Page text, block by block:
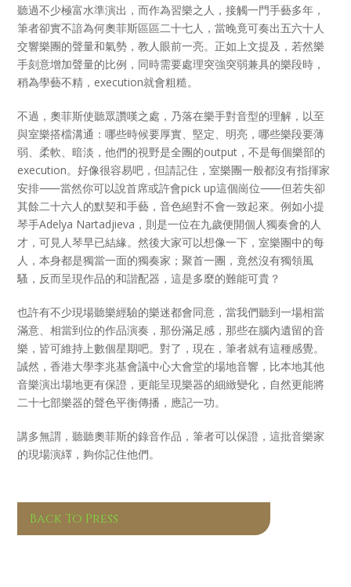
聽過不少極富水準演出，而作為習樂之人，接觸一門手藝多年，
筆者卻實不諳為何奧菲斯區區二十七人，當晚竟可奏出五六十人
交響樂團的聲量和氣勢，教人眼前一亮。正如上文提及，若然樂
手刻意增加聲量的比例，同時需要處理突強突弱兼具的樂段時，
稍為學藝不精，execution就會粗糙。
不過，奧菲斯使聽眾讚嘆之處，乃落在樂手對音型的理解，以至
與室樂搭檔溝通：哪些時候要厚實、堅定、明亮，哪些樂段要薄
弱、柔軟、暗淡，他們的視野是全團的output，不是每個樂部的
execution。好像很容易吧，但請記住，室樂團一般都沒有指揮家
安排⸺當然你可以說首席或許會pick up這個崗位⸺但若失卻
其餘二十六人的默契和手藝，音色絕對不會一致起來。例如小提
琴手Adelya Nartadjieva，則是一位在九歲便開個人獨奏會的人
才，可見人琴早已結緣。然後大家可以想像一下，室樂團中的每
人，本身都是獨當一面的獨奏家；聚首一團，竟然沒有獨領風
騷，反而呈現作品的和諧配器，這是多麼的難能可貴？
也許有不少現場聽樂經驗的樂迷都會同意，當我們聽到一場相當
滿意、相當到位的作品演奏，那份滿足感，那些在腦內遺留的音
樂，皆可維持上數個星期吧。對了，現在，筆者就有這種感覺。
誠然，香港大學李兆基會議中心大會堂的場地音響，比本地其他
音樂演出場地更有保證，更能呈現樂器的細緻變化，自然更能將
二十七部樂器的聲色平衡傳播，應記一功。
講多無謂，聽聽奧菲斯的錄音作品，筆者可以保證，這批音樂家
的現場演繹，夠你記住他們。
Back To Press